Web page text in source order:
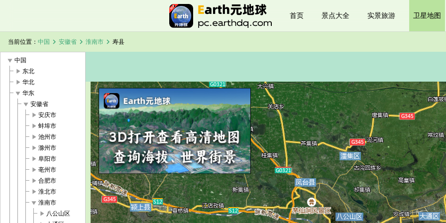
首页 景点大全 实景旅游 卫星地图
当前位置： 中国 chevron_right 安徽省 chevron_right 淮南市 chevron_right 寿县
play_arrow 中国
play_arrow 东北
play_arrow 华北
play_arrow 华东
play_arrow 安徽省
play_arrow 安庆市
play_arrow 蚌埠市
play_arrow 池州市
play_arrow 滁州市
play_arrow 阜阳市
play_arrow 亳州市
play_arrow 合肥市
play_arrow 淮北市
play_arrow 淮南市
play_arrow 八公山区
寿县卫星地图加载中，请稍候...